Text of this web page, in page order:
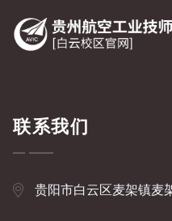
联系我们
贵阳市白云区麦架镇麦